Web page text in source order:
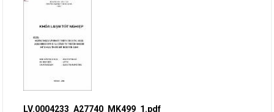
LV.0004233_A27740_MK499_1.pdf